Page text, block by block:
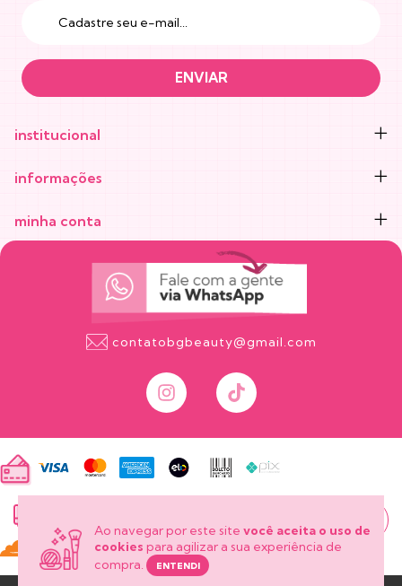
Ao navegar por este site você aceita o uso de
cookies para agilizar a sua experiência de
compra.
ENTENDI
institucional
informações
minha conta
contatobgbeauty@gmail.com
meu pedido?